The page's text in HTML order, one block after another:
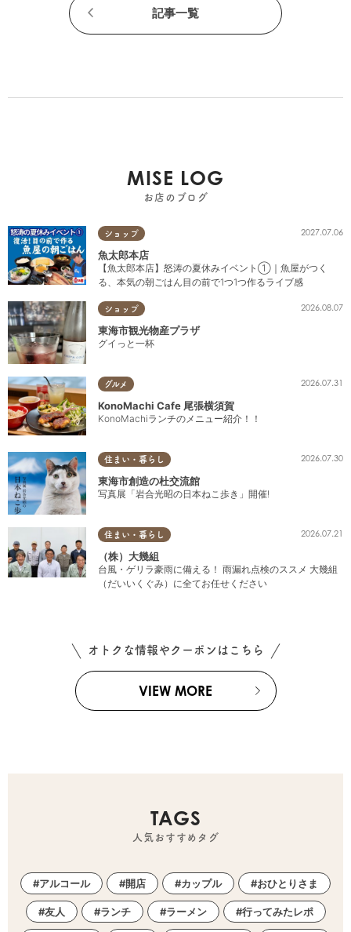
記事一覧
MISE LOG
お店のブログ
ショップ 2027.07.06
魚太郎本店
【魚太郎本店】怒涛の夏休みイベント①｜魚屋がつく
る、本気の朝ごはん目の前で1つ1つ作るライブ感
ショップ 2026.08.07
東海市観光物産プラザ
グイっと一杯
グルメ 2026.07.31
KonoMachi Cafe 尾張横須賀
KonoMachiランチのメニュー紹介！！
住まい・暮らし 2026.07.30
東海市創造の杜交流館
写真展「岩合光昭の日本ねこ歩き」開催!
住まい・暮らし 2026.07.21
（株）大幾組
台風・ゲリラ豪雨に備える！ 雨漏れ点検のススメ 大幾組
（だいいくぐみ）に全てお任せください
オトクな情報やクーポンはこちら
VIEW MORE
TAGS
人気おすすめタグ
アルコール 開店 カップル おひとりさま
友人 ランチ ラーメン 行ってみたレポ